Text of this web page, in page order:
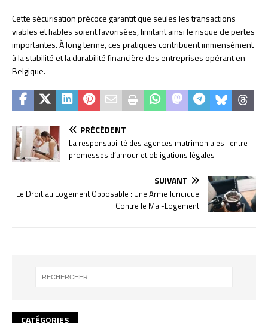
Cette sécurisation précoce garantit que seules les transactions
viables et fiables soient favorisées, limitant ainsi le risque de pertes
importantes. À long terme, ces pratiques contribuent immensément
à la stabilité et la durabilité financière des entreprises opérant en
Belgique.
PRÉCÉDENT
La responsabilité des agences matrimoniales : entre
promesses d’amour et obligations légales
SUIVANT
Le Droit au Logement Opposable : Une Arme Juridique
Contre le Mal-Logement
CATÉGORIES